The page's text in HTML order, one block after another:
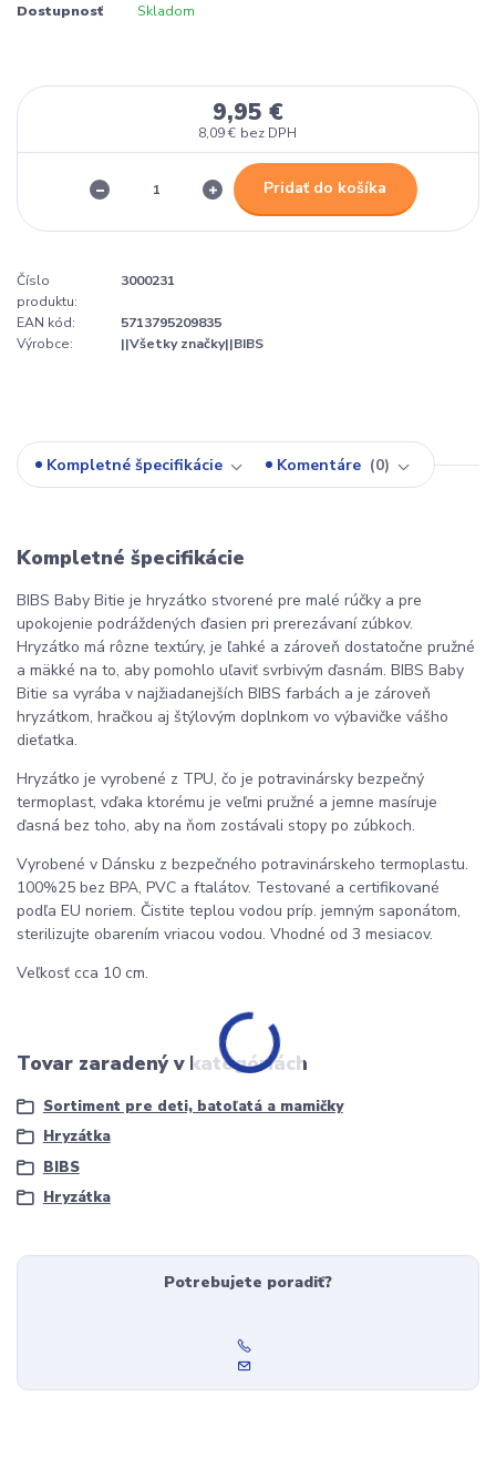
Dostupnosť Skladom
9,95 €
8,09 € bez DPH
Pridať do košíka
Číslo
produktu:
3000231
EAN kód:
5713795209835
Výrobce:
||Všetky značky||BIBS
Kompletné špecifikácie Komentáre 0
Kompletné špecifikácie
BIBS Baby Bitie je hryzátko stvorené pre malé rúčky a pre
upokojenie podráždených ďasien pri prerezávaní zúbkov.
Hryzátko má rôzne textúry, je ľahké a zároveň dostatočne pružné
a mäkké na to, aby pomohlo uľaviť svrbivým ďasnám. BIBS Baby
Bitie sa vyrába v najžiadanejších BIBS farbách a je zároveň
hryzátkom, hračkou aj štýlovým doplnkom vo výbavičke vášho
dieťatka.
Hryzátko je vyrobené z TPU, čo je potravinársky bezpečný
termoplast, vďaka ktorému je veľmi pružné a jemne masíruje
ďasná bez toho, aby na ňom zostávali stopy po zúbkoch.
Vyrobené v Dánsku z bezpečného potravinárskeho termoplastu.
100%25 bez BPA, PVC a ftalátov. Testované a certifikované
podľa EU noriem. Čistite teplou vodou príp. jemným saponátom,
sterilizujte obarením vriacou vodou. Vhodné od 3 mesiacov.
Veľkosť cca 10 cm.
Tovar zaradený v kategóriách
Sortiment pre deti, batoľatá a mamičky
Hryzátka
BIBS
Hryzátka
Potrebujete poradiť?